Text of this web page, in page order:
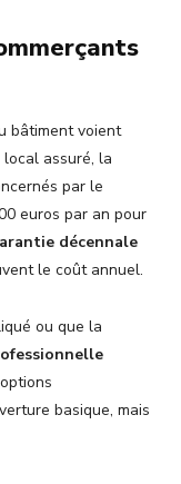
bâtiment voient
assuré, la
par le
euros par an pour
décennale
le coût annuel.
ou que la
basique, mais